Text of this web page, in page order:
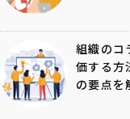
組織のコ
価する方
の要点を